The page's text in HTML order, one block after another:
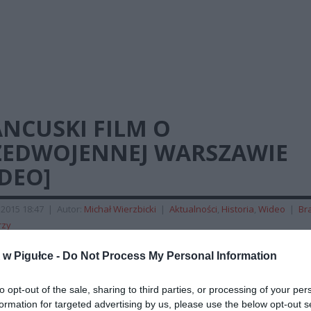
Pigułce - Do Not Process My Personal Information
opt-out of the sale, sharing to third parties, or processing of your
for targeted advertising by us, please use the below opt-out
FILM O
WARSZAWIE
18:47 | Autor: Michał Wierzbicki | Aktualności Historia Wideo |
film sprzed 1936 roku, w którym zobaczyć można m.in. Podwale,
Przedmieście czy Teatr Wielki.
REKLAMA